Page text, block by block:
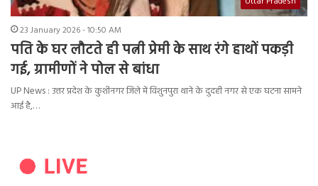
23 January 2026 - 10:50 AM
पति के घर लौटते ही पत्नी प्रेमी के साथ रंगे हाथों पकड़ी
गई, ग्रामीणों ने पोल से बांधा
UP News : उत्तर प्रदेश के कुशीनगर जिले में विशुनपुरा थाने के दुदही नगर से एक घटना सामने
आई है,…